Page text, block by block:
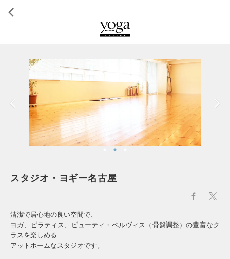
スタジオ・ヨギー名古屋
清潔で居心地の良い空間で、
ヨガ、ピラティス、ビューティ・ペルヴィス（骨盤調整）の豊富なク
ラスを楽しめる
アットホームなスタジオです。